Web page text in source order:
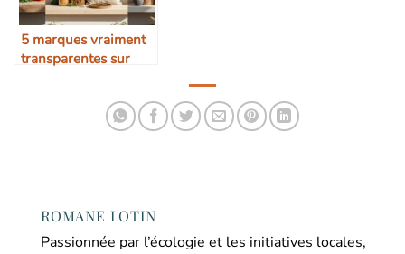
5 marques vraiment
transparentes sur
ROMANE LOTIN
Passionnée par l’écologie et les initiatives locales,